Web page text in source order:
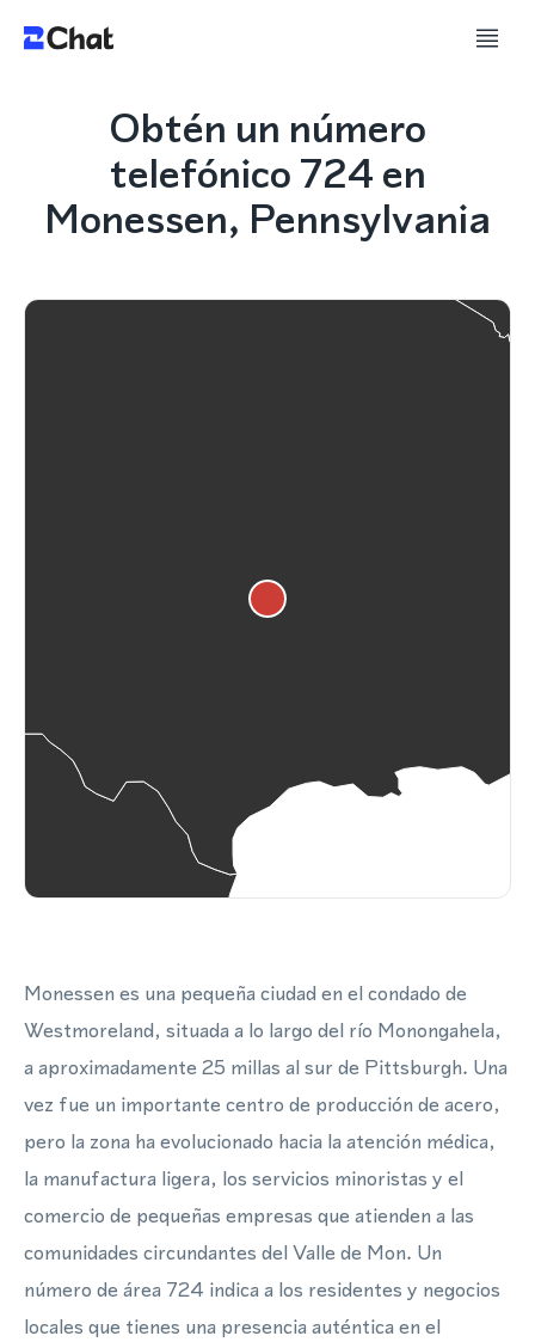
Obtén un número
telefónico 724 en
Monessen, Pennsylvania
Monessen es una pequeña ciudad en el condado de
Westmoreland, situada a lo largo del río Monongahela,
a aproximadamente 25 millas al sur de Pittsburgh. Una
vez fue un importante centro de producción de acero,
pero la zona ha evolucionado hacia la atención médica,
la manufactura ligera, los servicios minoristas y el
comercio de pequeñas empresas que atienden a las
comunidades circundantes del Valle de Mon. Un
número de área 724 indica a los residentes y negocios
locales que tienes una presencia auténtica en el